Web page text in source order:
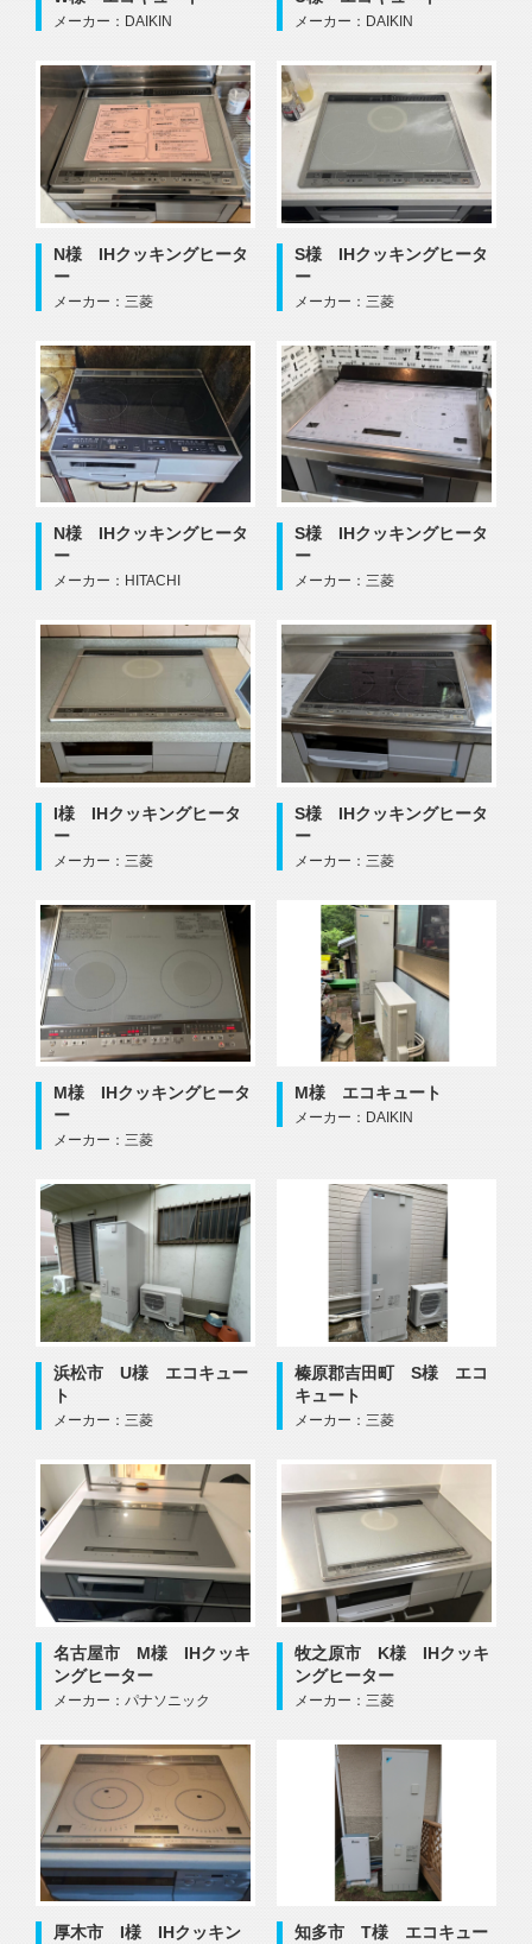
メーカー：DAIKIN メーカー：DAIKIN
N様 IHクッキングヒータ
ー
メーカー：三菱
S様 IHクッキングヒータ
ー
メーカー：三菱
N様 IHクッキングヒータ
ー
メーカー：HITACHI
S様 IHクッキングヒータ
ー
メーカー：三菱
I様 IHクッキングヒータ
ー
メーカー：三菱
S様 IHクッキングヒータ
ー
メーカー：三菱
M様 IHクッキングヒータ
ー
メーカー：三菱
M様 エコキュート
メーカー：DAIKIN
浜松市 U様 エコキュー
ト
メーカー：三菱
榛原郡吉田町 S様 エコ
キュート
メーカー：三菱
名古屋市 M様 IHクッキ
ングヒーター
メーカー：パナソニック
牧之原市 K様 IHクッキ
ングヒーター
メーカー：三菱
厚木市 I様 IHクッキン
知多市 T様 エコキュー